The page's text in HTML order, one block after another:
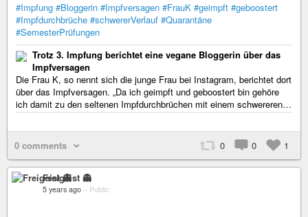
#Impfung #Bloggerin #Impfversagen #FrauK #geimpft #geboostert
#Impfdurchbrüche #schwererVerlauf #Quarantäne
#SemesterPrüfungen
Trotz 3. Impfung berichtet eine vegane Bloggerin über das
Impfversagen
Die Frau K, so nennt sich die junge Frau bei Instagram, berichtet dort
über das Impfversagen. „Da ich geimpft und geboostert bin gehöre
ich damit zu den seltenen Impfdurchbrüchen mit einem schwereren…
0 comments 0 0 1
Freigeist 👻
5 years ago – Public